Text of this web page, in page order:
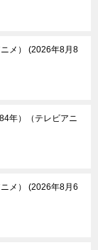
メ）
2026年8月8
年）（テレビアニ
メ）
2026年8月6